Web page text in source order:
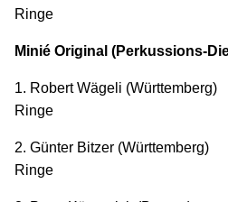
Ringe
Minié Original (Perkussions-
1. Robert Wägeli
Ringe
2. Günter Bitzer
Ringe